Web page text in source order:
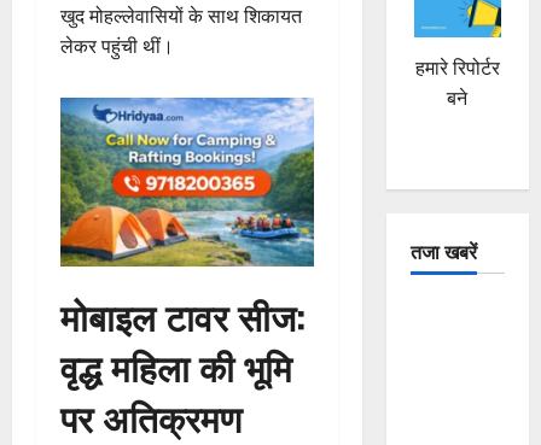
खुद मोहल्लेवासियों के साथ शिकायत
लेकर पहुंची थीं।
मोबाइल टावर सीज:
वृद्ध महिला की भूमि
पर अतिक्रमण
हमारे रिपोर्टर
बने
तजा खबरें